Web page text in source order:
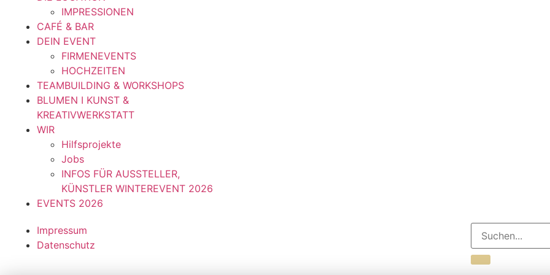
IMPRESSIONEN
CAFÉ & BAR
DEIN EVENT
FIRMENEVENTS
HOCHZEITEN
TEAMBUILDING & WORKSHOPS
BLUMEN I KUNST &
KREATIVWERKSTATT
WIR
Hilfsprojekte
Jobs
INFOS FÜR AUSSTELLER,
KÜNSTLER WINTEREVENT 2026
EVENTS 2026
Impressum
Datenschutz